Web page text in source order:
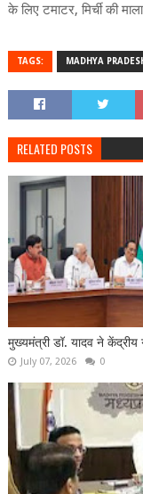
के लिए टमाटर, मिर्ची की
TAGS: MADHYA
RELATED POSTS
मुख्यमंत्री डॉ. यादव ने
July 07, 2026 0